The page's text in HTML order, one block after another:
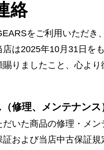
絡
をご利用いただき
は2025年10月31日を
りましたこと、心より
修理、メンテナンス
いた商品の修理・メン
および当店中古保証規